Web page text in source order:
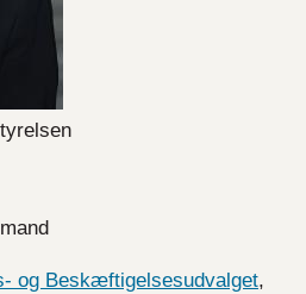
og Beskæftigelsesudvalget,